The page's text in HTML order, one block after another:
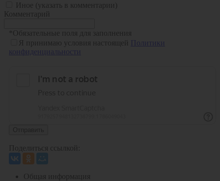
Иное (указать в комментарии)
Комментарий
Обязательные поля для заполнения
Я принимаю условия настоящей Политики
конфиденциальности
Поделиться ссылкой:
Общая информация